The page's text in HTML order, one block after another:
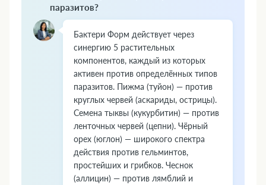
паразитов?
Бактери Форм действует через
синергию 5 растительных
компонентов, каждый из которых
активен против определённых типов
паразитов. Пижма (туйон) — против
круглых червей (аскариды, острицы).
Семена тыквы (кукурбитин) — против
ленточных червей (цепни). Чёрный
орех (юглон) — широкого спектра
действия против гельминтов,
простейших и грибков. Чеснок
(аллицин) — против лямблий и